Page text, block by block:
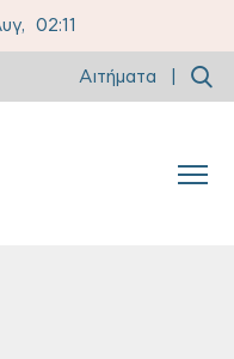
02:11
Αιτήματα